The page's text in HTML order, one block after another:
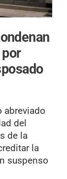
abreviado
del
de la
la
suspenso